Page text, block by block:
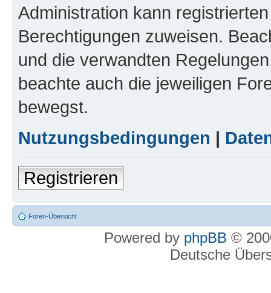
Administration kann
Berechtigungen zuweisen.
und die verwandten
beachte auch die jeweiligen
bewegst.
Nutzungsbedingungen |
Registrieren
Foren-Übersicht
Powered by phpBB ©
Deutsche